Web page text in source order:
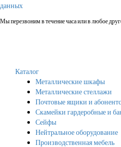
данных
Мы перезвоним в течение часа или в любое
Каталог
Металлические шкафы
Металлические стеллажи
Почтовые ящики и
Скамейки гардеробные и
Сейфы
Нейтральное оборудование
Производственная мебель